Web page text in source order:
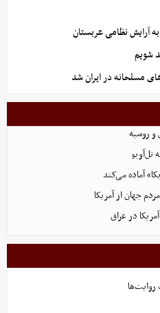
آرایش نظامی عربستان
شویم
مسلحانه در ایران شد
و روسیه
تل‌آویو
آماده می‌کند
جهان از آمریکا
در عراق